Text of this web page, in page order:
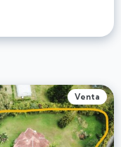
Venta